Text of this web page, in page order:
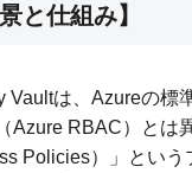
と仕組み】
Vaultは、Azureの標
Azure RBAC）とは
Policies）」という